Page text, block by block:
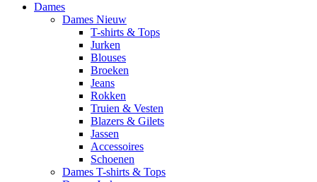
Dames
Dames Nieuw
T-shirts & Tops
Jurken
Blouses
Broeken
Jeans
Rokken
Truien & Vesten
Blazers & Gilets
Jassen
Accessoires
Schoenen
Dames T-shirts & Tops